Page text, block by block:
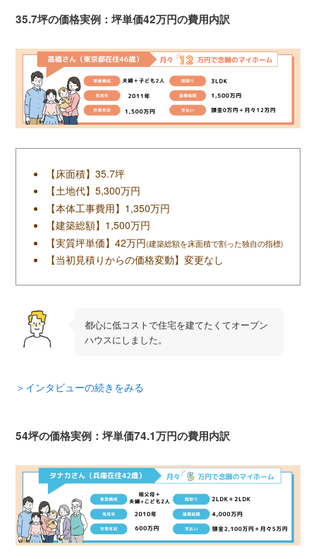
35.7坪の価格実例：坪単価42万円の費用内訳
【床面積】35.7坪
【土地代】5,300万円
【本体工事費用】1,350万円
【建築総額】1,500万円
【実質坪単価】42万円(建築総額を床面積で割った独自の指標)
【当初見積りからの価格変動】変更なし
都心に低コストで住宅を建てたくてオープン
ハウスにしました。
＞インタビューの続きをみる
54坪の価格実例：坪単価74.1万円の費用内訳